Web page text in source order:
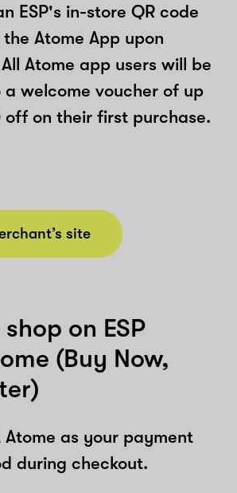
ESP's in-store QR code
Atome App upon
Atome app users will be
welcome voucher of up
off on their first purchase.
site
on ESP
(Buy Now,
Atome as your payment
during checkout.